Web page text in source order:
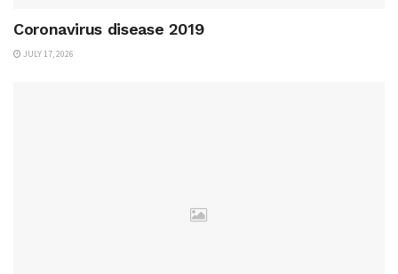
Coronavirus disease 2019
JULY 17, 2026